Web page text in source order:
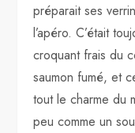
préparait ses
l’apéro. C’était
croquant frais du
saumon fumé, et
tout le charme du
peu comme un